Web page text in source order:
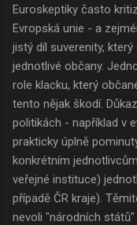
Euroskeptiky často
Evropská unie - a
jistý díl suverenity,
jednotlivé občany.
role klacku, který
tento nějak škodí.
politikách - například v
prakticky úplně
konkrétním
veřejné instituce)
případě ČR kraje).
nevoli "národních